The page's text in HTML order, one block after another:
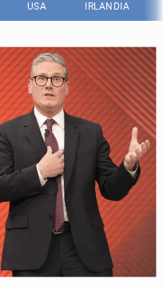
USA IRLANDIA